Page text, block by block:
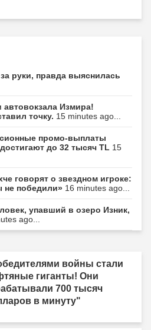
руки, правда выяснилась
Измира!
точку. 15 minutes ago...
промо-выплаты
до 32 тысяч TL 15
говорят о звездном игроке:
победили» 16 minutes ago...
упавший в озеро Изник,
ago...
войны стали
гиганты! Они
700 тысяч
в минуту"